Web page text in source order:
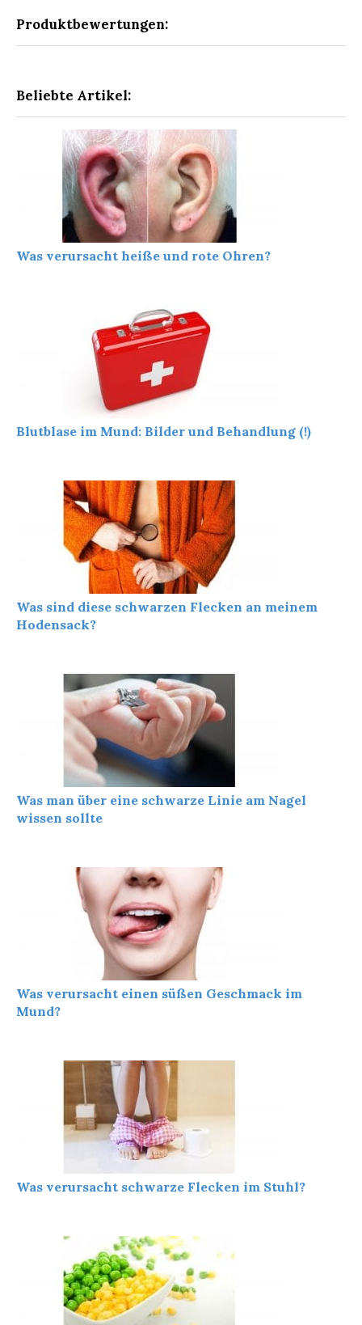
Produktbewertungen:
Beliebte Artikel:
Was verursacht heiße und rote Ohren?
Blutblase im Mund: Bilder und Behandlung (!)
Was sind diese schwarzen Flecken an meinem
Hodensack?
Was man über eine schwarze Linie am Nagel
wissen sollte
Was verursacht einen süßen Geschmack im
Mund?
Was verursacht schwarze Flecken im Stuhl?